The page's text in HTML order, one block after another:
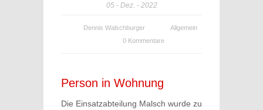
05 Dez. 2022
Dennis Walschburger
Allgemein
0 Kommentare
Person in Wohnung
Die Einsatzabteilung Malsch wurde zu